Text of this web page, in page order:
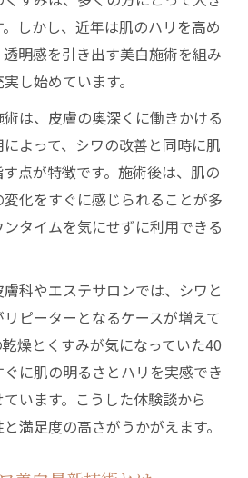
なめ美白とシワ対策
に効く低ダウンタイム施術
気のダウンタイム対策法
療のダウンタイム軽減策
待できる美白シワケア施術
ム少なめの施術選びの基準
美白アプローチに注目
感を両立するアプローチ法
感が増すシワ対策の実際
験できる透明美肌施術とは
が叶う透明感重視の選択肢
プローチの透明感効果解説
効果の両立法を解説
を両立させるケアのコツ
しかし、近年は肌のハリを高め
明感を引き出す美白施術を組み
し始めています。
は、皮膚の奥深くに働きかける
よって、シワの改善と同時に肌
点が特徴です。施術後は、肌の
化をすぐに感じられることが多
タイムを気にせずに利用できる
科やエステサロンでは、シワと
ピーターとなるケースが増えて
燥とくすみが気になっていた40
に肌の明るさとハリを実感でき
います。こうした体験談から
満足度の高さがうかがえます。